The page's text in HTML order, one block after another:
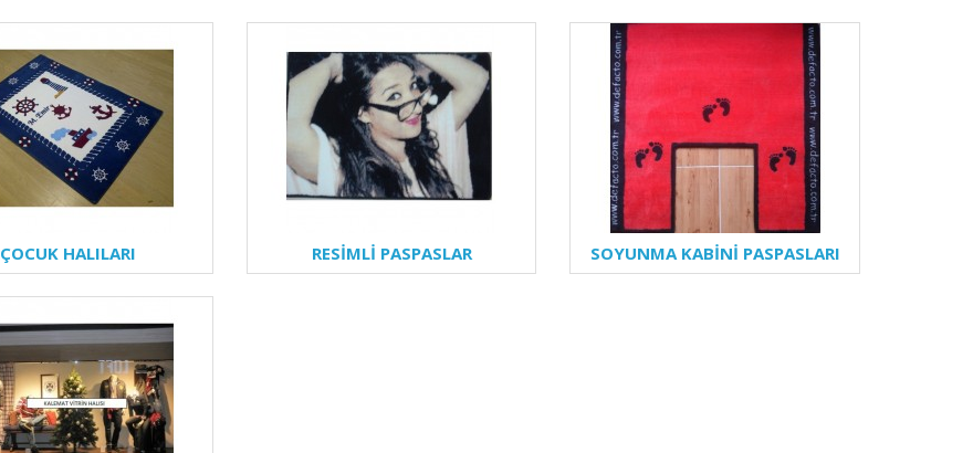
ÇOCUK HALILARI RESİMLİ PASPASLAR SOYUNMA KABİNİ PASPASLARI